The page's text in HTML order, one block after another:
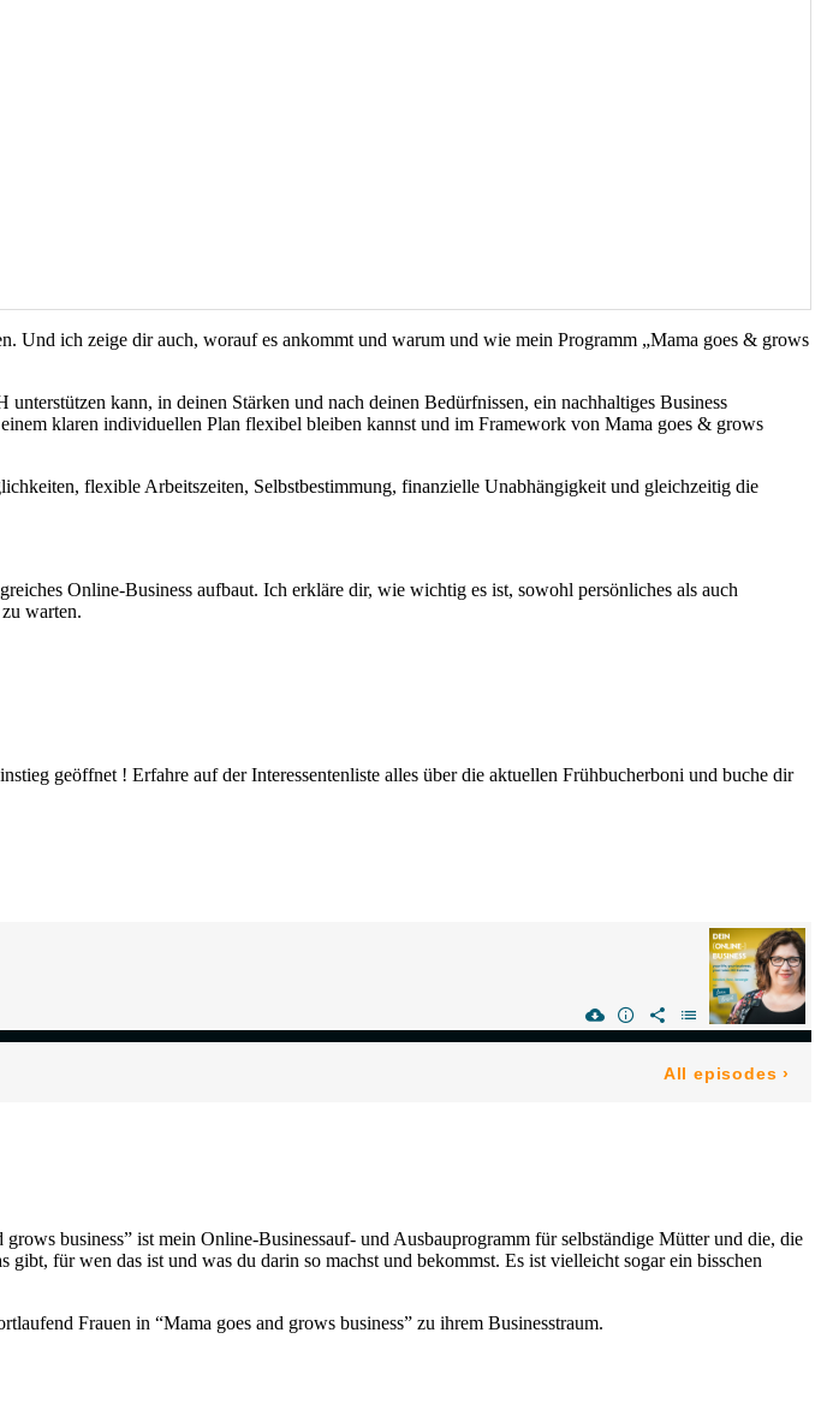
ich zeige dir auch, worauf es ankommt und warum und wie mein Programm „Mama goes & grows
kann, in deinen Stärken und nach deinen Bedürfnissen, ein nachhaltiges Business
klaren individuellen Plan flexibel bleiben kannst und im Framework von Mama goes & grows
flexible Arbeitszeiten, Selbstbestimmung, finanzielle Unabhängigkeit und gleichzeitig die
Online-Business aufbaut. Ich erkläre dir, wie wichtig es ist, sowohl persönliches als auch
warten.
geöffnet ! Erfahre auf der Interessentenliste alles über die aktuellen Frühbucherboni und buche dir
grows business” ist mein Online-Businessauf- und Ausbauprogramm für selbständige Mütter und die, die
für wen das ist und was du darin so machst und bekommst. Es ist vielleicht sogar ein bisschen
Frauen in “Mama goes and grows business” zu ihrem Businesstraum.